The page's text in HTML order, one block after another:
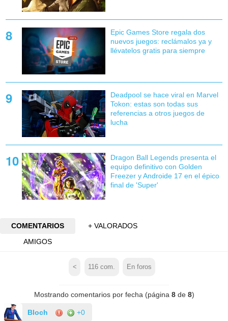
Epic Games Store regala dos
nuevos juegos: reclámalos ya y
llévatelos gratis para siempre
Deadpool se hace viral en Marvel
Tokon: estas son todas sus
referencias a otros juegos de
lucha
Dragon Ball Legends presenta el
equipo definitivo con Golden
Freezer y Androide 17 en el épico
final de 'Super'
COMENTARIOS
+ VALORADOS
AMIGOS
< 116 com. En foros
Mostrando comentarios por fecha (página 8de 8)
Bloch +0